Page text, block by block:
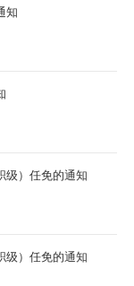
知
级）任免的通知
级）任免的通知